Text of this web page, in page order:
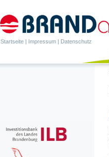
Startseite | Impressum | Datenschutz